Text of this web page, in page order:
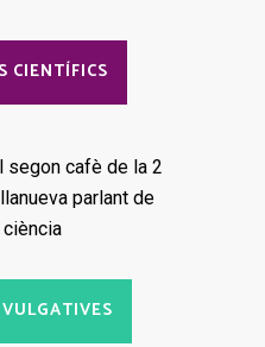
CIENTÍFICS